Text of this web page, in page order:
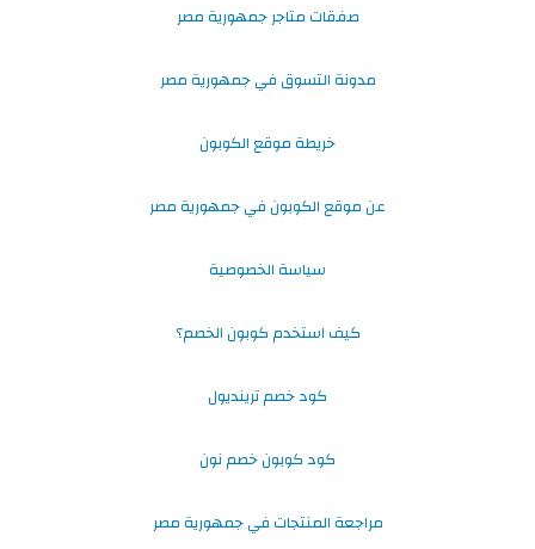
صفقات متاجر جمهورية مصر
مدونة التسوق في جمهورية مصر
خريطة موقع الكوبون
عن موقع الكوبون في جمهورية مصر
سياسة الخصوصية
كيف استخدم كوبون الخصم؟
كود خصم ترينديول
كود كوبون خصم نون
مراجعة المنتجات في جمهورية مصر